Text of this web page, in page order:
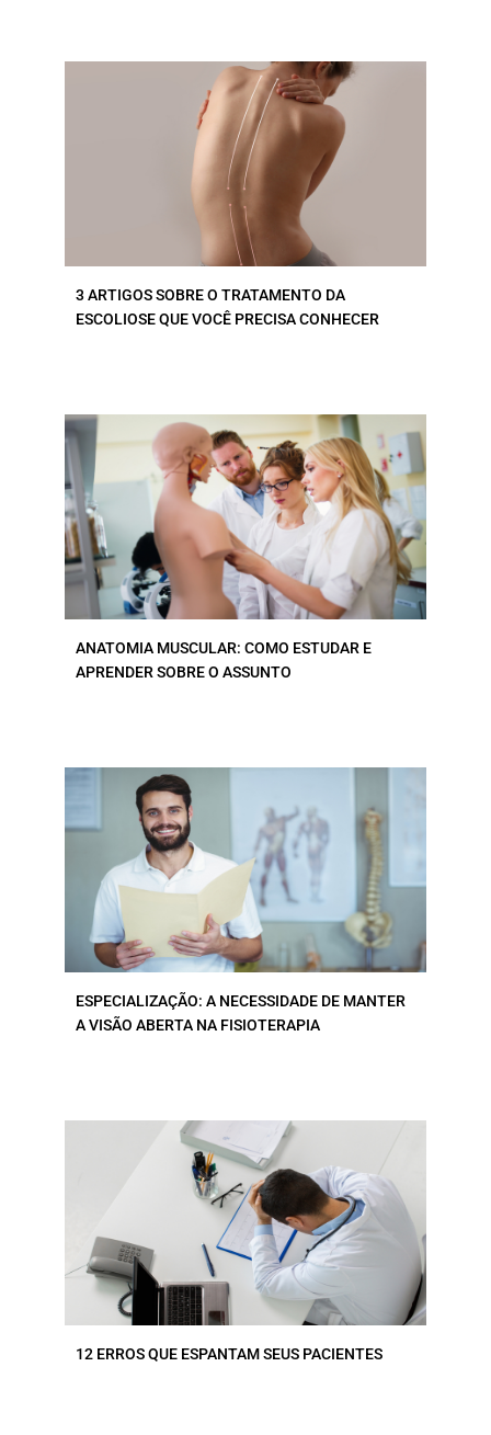
3 ARTIGOS SOBRE O TRATAMENTO DA
ESCOLIOSE QUE VOCÊ PRECISA CONHECER
ANATOMIA MUSCULAR: COMO ESTUDAR E
APRENDER SOBRE O ASSUNTO
ESPECIALIZAÇÃO: A NECESSIDADE DE MANTER
A VISÃO ABERTA NA FISIOTERAPIA
12 ERROS QUE ESPANTAM SEUS PACIENTES